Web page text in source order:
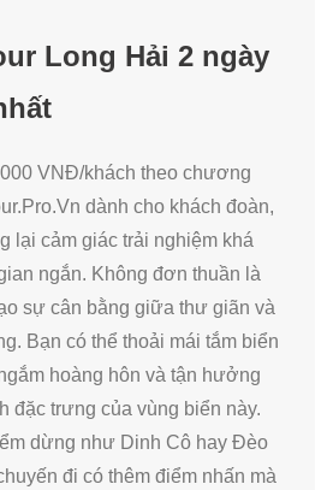
Long Hải 2 ngày
VNĐ/khách theo chương
dành cho khách đoàn,
lại cảm giác trải nghiệm khá
ngắn. Không đơn thuần là
sự cân bằng giữa thư giãn và
Bạn có thể thoải mái tắm biển
hoàng hôn và tận hưởng
đặc trưng của vùng biển này.
dừng như Dinh Cô hay Đèo
đi có thêm điểm nhấn mà